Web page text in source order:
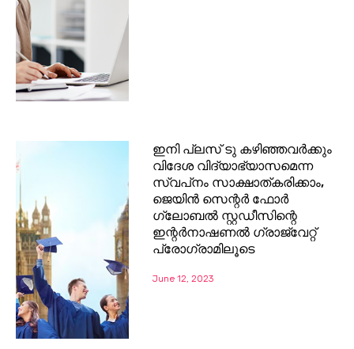
ഇനി പ്ലസ് ടു കഴിഞ്ഞവര്‍ക്കും
വിദേശ വിദ്യാഭ്യാസമെന്ന
സ്വപ്‌നം സാക്ഷാത്കരിക്കാം,
ജെയിന്‍ സെന്റര്‍ ഫോർ
ഗ്ലോബല്‍ സ്റ്റഡീസിന്റെ
ഇന്റര്‍നാഷണല്‍ ഗ്രാജ്വേറ്റ്
പ്രോഗ്രാമിലൂടെ
June 12, 2023